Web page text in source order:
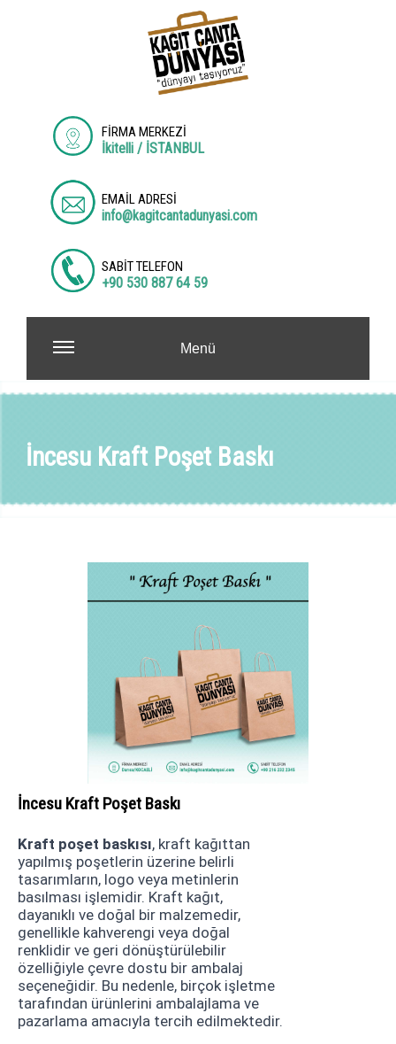
FİRMA MERKEZİ
İkitelli / İSTANBUL
EMAİL ADRESİ
info@kagitcantadunyasi.com
SABİT TELEFON
+90 530 887 64 59
Menü
İncesu Kraft Poşet Baskı
İncesu Kraft Poşet Baskı
Kraft poşet baskısı, kraft kağıttan
yapılmış poşetlerin üzerine belirli
tasarımların, logo veya metinlerin
basılması işlemidir. Kraft kağıt,
dayanıklı ve doğal bir malzemedir,
genellikle kahverengi veya doğal
renklidir ve geri dönüştürülebilir
özelliğiyle çevre dostu bir ambalaj
seçeneğidir. Bu nedenle, birçok işletme
tarafından ürünlerini ambalajlama ve
pazarlama amacıyla tercih edilmektedir.